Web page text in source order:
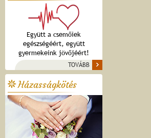
Együtt a csemőiek
egészségéért, együtt
gyermekeink jövőjéért!
TOVÁBB
Házasságkötés